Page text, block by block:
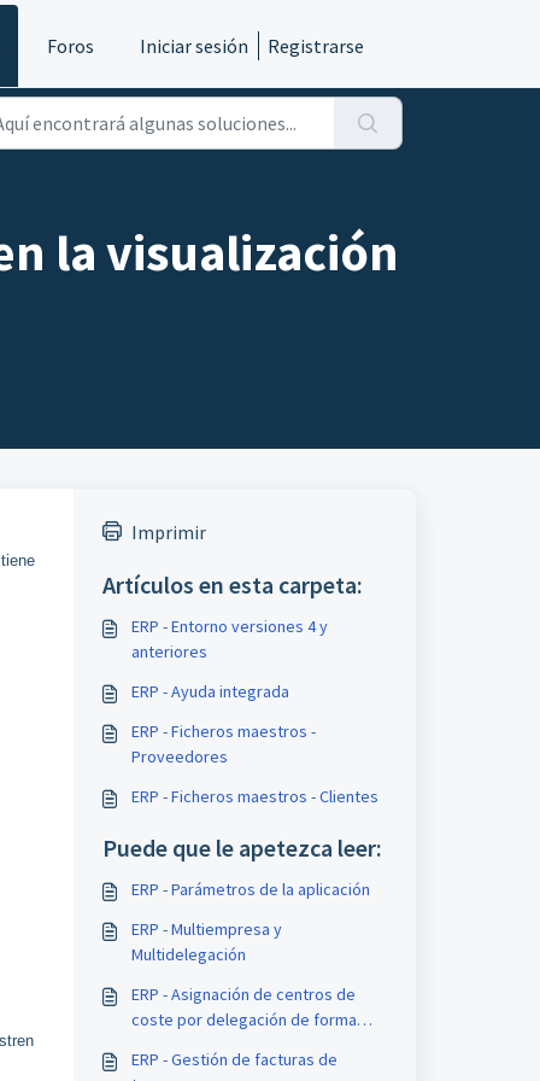
Foros Iniciar sesión Registrarse
la visualización
Imprimir
Artículos en esta carpeta:
ERP - Entorno versiones 4 y
anteriores
ERP - Ayuda integrada
ERP - Ficheros maestros -
Proveedores
ERP - Ficheros maestros - Clientes
Puede que le apetezca leer:
ERP - Parámetros de la aplicación
ERP - Multiempresa y
Multidelegación
ERP - Asignación de centros de
coste por delegación de forma
ERP - Gestión de facturas de